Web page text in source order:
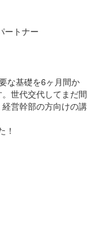
ートナー
な基礎を6ヶ月間か
世代交代してまだ間
営幹部の方向けの講
！